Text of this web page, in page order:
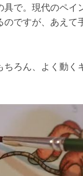
で。現代のペイ
ですが、あえて
ろん、よく動く